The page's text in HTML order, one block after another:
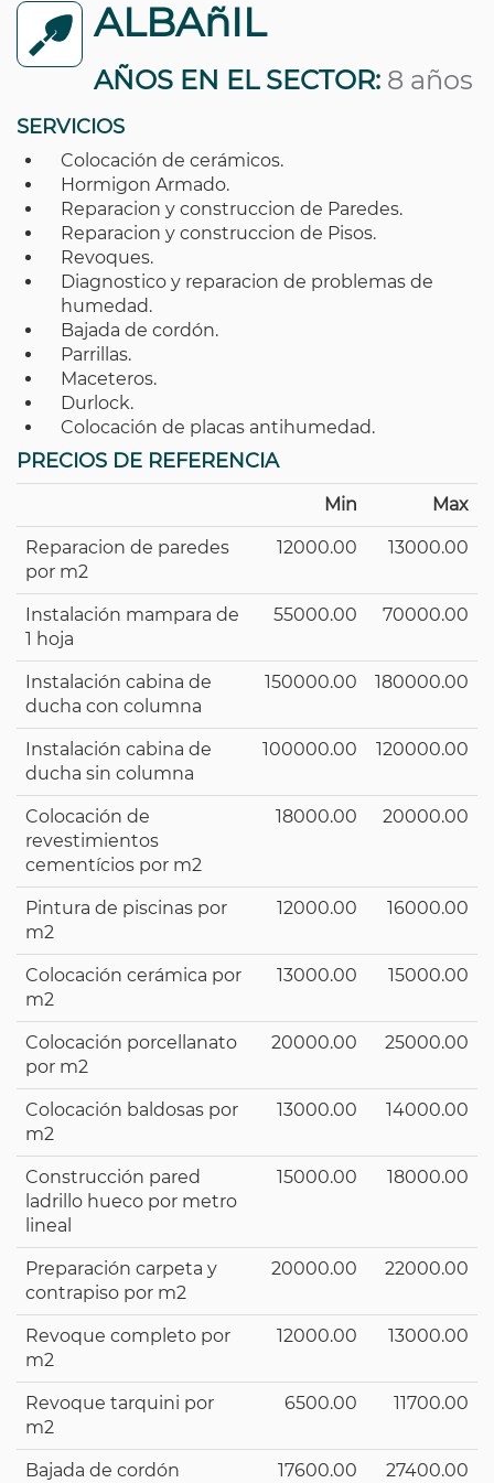
ALBAñIL
AÑOS EN EL SECTOR: 8 años
SERVICIOS
Colocación de cerámicos.
Hormigon Armado.
Reparacion y construccion de Paredes.
Reparacion y construccion de Pisos.
Revoques.
Diagnostico y reparacion de problemas de
humedad.
Bajada de cordón.
Parrillas.
Maceteros.
Durlock.
Colocación de placas antihumedad.
PRECIOS DE REFERENCIA
Min Max
Reparacion de paredes
por m2
12000.00 13000.00
Instalación mampara de
1 hoja
55000.00 70000.00
Instalación cabina de
ducha con columna
150000.00 180000.00
Instalación cabina de
ducha sin columna
100000.00 120000.00
Colocación de
revestimientos
cementícios por m2
18000.00 20000.00
Pintura de piscinas por
m2
12000.00 16000.00
Colocación cerámica por
m2
13000.00 15000.00
Colocación porcellanato
por m2
20000.00 25000.00
Colocación baldosas por
m2
13000.00 14000.00
Construcción pared
ladrillo hueco por metro
lineal
15000.00 18000.00
Preparación carpeta y
contrapiso por m2
20000.00 22000.00
Revoque completo por
m2
12000.00 13000.00
Revoque tarquini por
m2
6500.00 11700.00
Bajada de cordón 17600.00 27400.00